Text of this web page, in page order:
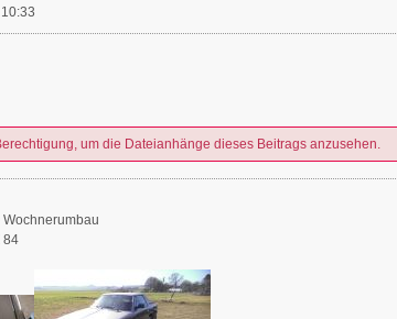
um die Dateianhänge dieses Beitrags anzusehen.
84